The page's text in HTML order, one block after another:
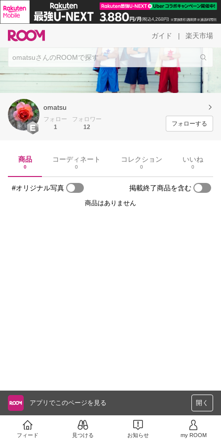
ガイド 楽天市場
omatsu
フォロー
1
フォロワー
12
フォローする
商品
0
コーディネート
0
コレクション
0
いいね
0
#オリジナル写真 掲載終了商品を含む
商品はありません
アプリでこのページを見る 開く
フィード 見つける お知らせ my ROOM